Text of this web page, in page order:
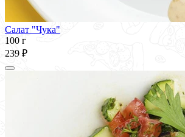
Салат "Чука"
100 г
239 ₽